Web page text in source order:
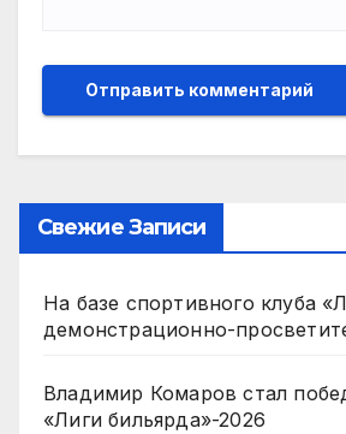
Свежие Записи
На базе спортивного клуба
демонстрационно-
Владимир Комаров стал
«Лиги бильярда»-2026